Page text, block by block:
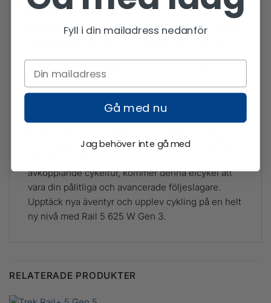
bromskraft.
Denna elcykel har också smarta funktioner som en
realtid. Den är också kompatibel med RideControl
App, vilket ger dig möjlighet att anpassa dina
Sammanfattningsvis är Rail 5 625 W Gen 3 en
och prestanda. Oavsett om du vill utforska terräng,
avkopplande cykeltur, kommer denna elcykel att
vara din pålitliga och avancerade följeslagare.
Upptäck nya äventyr och upplev cykling på en helt
ny nivå med Rail 5 625 W Gen 3.
RELATERADE PRODUKTER
Fyll i din mailadress nedanför
Gå med nu
Jag behöver inte gå med